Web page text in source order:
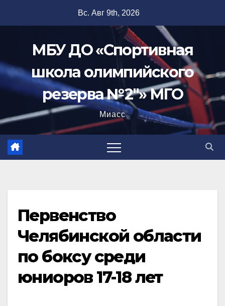
Вс. Авг 9th, 2026
МБУ ДО «Спортивная
школа олимпийского
резерва №2"» МГО
Миасс
Первенство
Челябинской области
по боксу среди
юниоров 17-18 лет